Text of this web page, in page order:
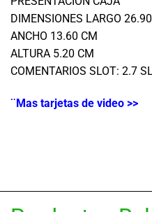
DIMENSIONES LARGO
ANCHO 13.60 CM
ALTURA 5.20 CM
COMENTARIOS SLOT: 2.7
¨Mas tarjetas de video >>